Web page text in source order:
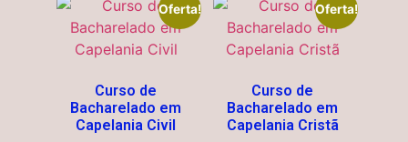
Oferta!
Curso de
Bacharelado em
Capelania Civil
Oferta!
Curso de
Bacharelado em
Capelania Cristã